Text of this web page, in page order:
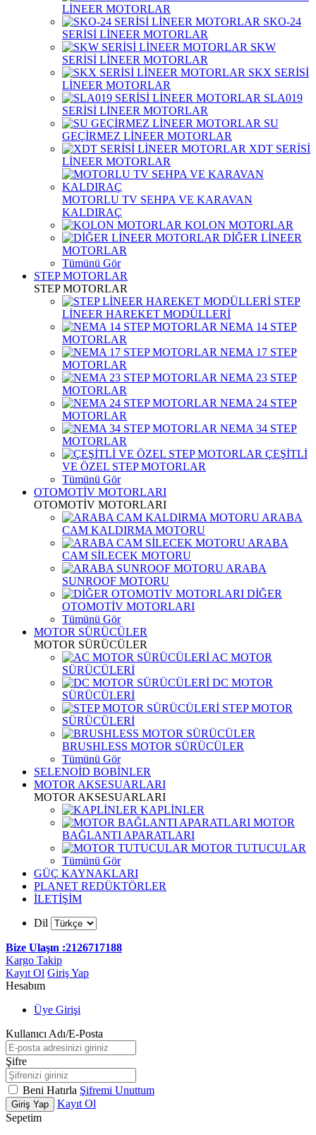
LİNEER MOTORLAR
SKO-24
SERİSİ LİNEER MOTORLAR
SKW
SERİSİ LİNEER MOTORLAR
SKX SERİSİ
LİNEER MOTORLAR
SLA019
SERİSİ LİNEER MOTORLAR
SU
GEÇİRMEZ LİNEER MOTORLAR
XDT SERİSİ
LİNEER MOTORLAR
MOTORLU TV SEHPA VE KARAVAN
KALDIRAÇ
KOLON MOTORLAR
DİĞER LİNEER
MOTORLAR
Tümünü Gör
STEP MOTORLAR
STEP MOTORLAR
STEP
LİNEER HAREKET MODÜLLERİ
NEMA 14 STEP
MOTORLAR
NEMA 17 STEP
MOTORLAR
NEMA 23 STEP
MOTORLAR
NEMA 24 STEP
MOTORLAR
NEMA 34 STEP
MOTORLAR
ÇEŞİTLİ
VE ÖZEL STEP MOTORLAR
Tümünü Gör
OTOMOTİV MOTORLARI
OTOMOTİV MOTORLARI
ARABA
CAM KALDIRMA MOTORU
ARABA
CAM SİLECEK MOTORU
ARABA
SUNROOF MOTORU
DİĞER
OTOMOTİV MOTORLARI
Tümünü Gör
MOTOR SÜRÜCÜLER
MOTOR SÜRÜCÜLER
AC MOTOR
SÜRÜCÜLERİ
DC MOTOR
SÜRÜCÜLERİ
STEP MOTOR
SÜRÜCÜLERİ
BRUSHLESS MOTOR SÜRÜCÜLER
Tümünü Gör
SELENOİD BOBİNLER
MOTOR AKSESUARLARI
MOTOR AKSESUARLARI
KAPLİNLER
MOTOR
BAĞLANTI APARATLARI
MOTOR TUTUCULAR
Tümünü Gör
GÜÇ KAYNAKLARI
PLANET REDÜKTÖRLER
İLETİŞİM
Dil
Bize Ulaşın :2126717188
Kargo Takip
Kayıt Ol Giriş Yap
Hesabım
Üye Girişi
Kullanıcı Adı/E-Posta
Şifre
Beni Hatırla Şifremi Unuttum
Giriş Yap
Kayıt Ol
Sepetim